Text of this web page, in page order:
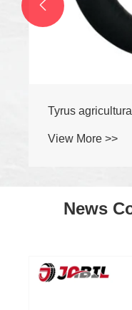
Tyrus
View More >>

News